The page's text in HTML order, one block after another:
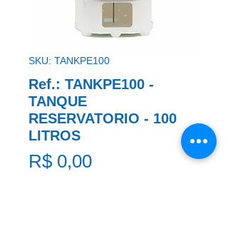
SKU: TANKPE100
Ref.: TANKPE100 -
TANQUE
RESERVATORIO - 100
LITROS
R$ 0,00Preço